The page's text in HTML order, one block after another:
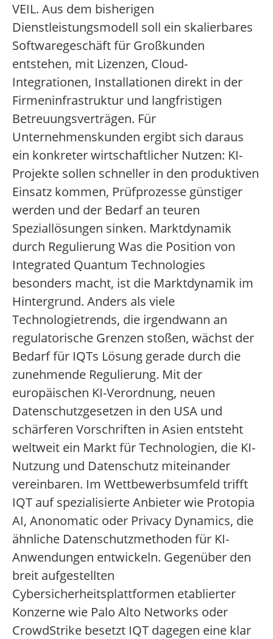
VEIL. Aus dem bisherigen
Dienstleistungsmodell soll ein skalierbares
Softwaregeschäft für Großkunden
entstehen, mit Lizenzen, Cloud-
Integrationen, Installationen direkt in der
Firmeninfrastruktur und langfristigen
Betreuungsverträgen. Für
Unternehmenskunden ergibt sich daraus
ein konkreter wirtschaftlicher Nutzen: KI-
Projekte sollen schneller in den produktiven
Einsatz kommen, Prüfprozesse günstiger
werden und der Bedarf an teuren
Speziallösungen sinken. Marktdynamik
durch Regulierung Was die Position von
Integrated Quantum Technologies
besonders macht, ist die Marktdynamik im
Hintergrund. Anders als viele
Technologietrends, die irgendwann an
regulatorische Grenzen stoßen, wächst der
Bedarf für IQTs Lösung gerade durch die
zunehmende Regulierung. Mit der
europäischen KI-Verordnung, neuen
Datenschutzgesetzen in den USA und
schärferen Vorschriften in Asien entsteht
weltweit ein Markt für Technologien, die KI-
Nutzung und Datenschutz miteinander
vereinbaren. Im Wettbewerbsumfeld trifft
IQT auf spezialisierte Anbieter wie Protopia
AI, Anonomatic oder Privacy Dynamics, die
ähnliche Datenschutzmethoden für KI-
Anwendungen entwickeln. Gegenüber den
breit aufgestellten
Cybersicherheitsplattformen etablierter
Konzerne wie Palo Alto Networks oder
CrowdStrike besetzt IQT dagegen eine klar